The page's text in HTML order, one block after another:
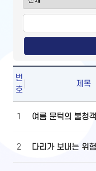
번
호
제목
1
2